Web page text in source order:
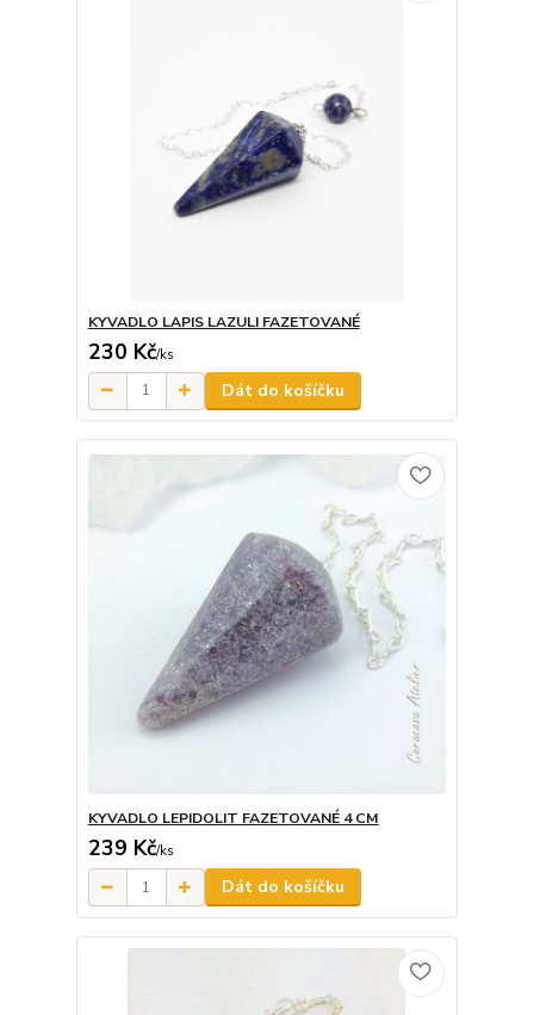
KYVADLO LAPIS LAZULI FAZETOVANÉ
230 Kč/ks
Dát do košíčku
KYVADLO LEPIDOLIT FAZETOVANÉ 4 CM
239 Kč/ks
Dát do košíčku